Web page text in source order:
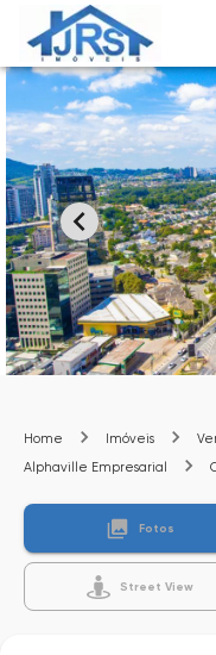
Home Imóveis
Alphaville Empresarial
Fotos
Street View